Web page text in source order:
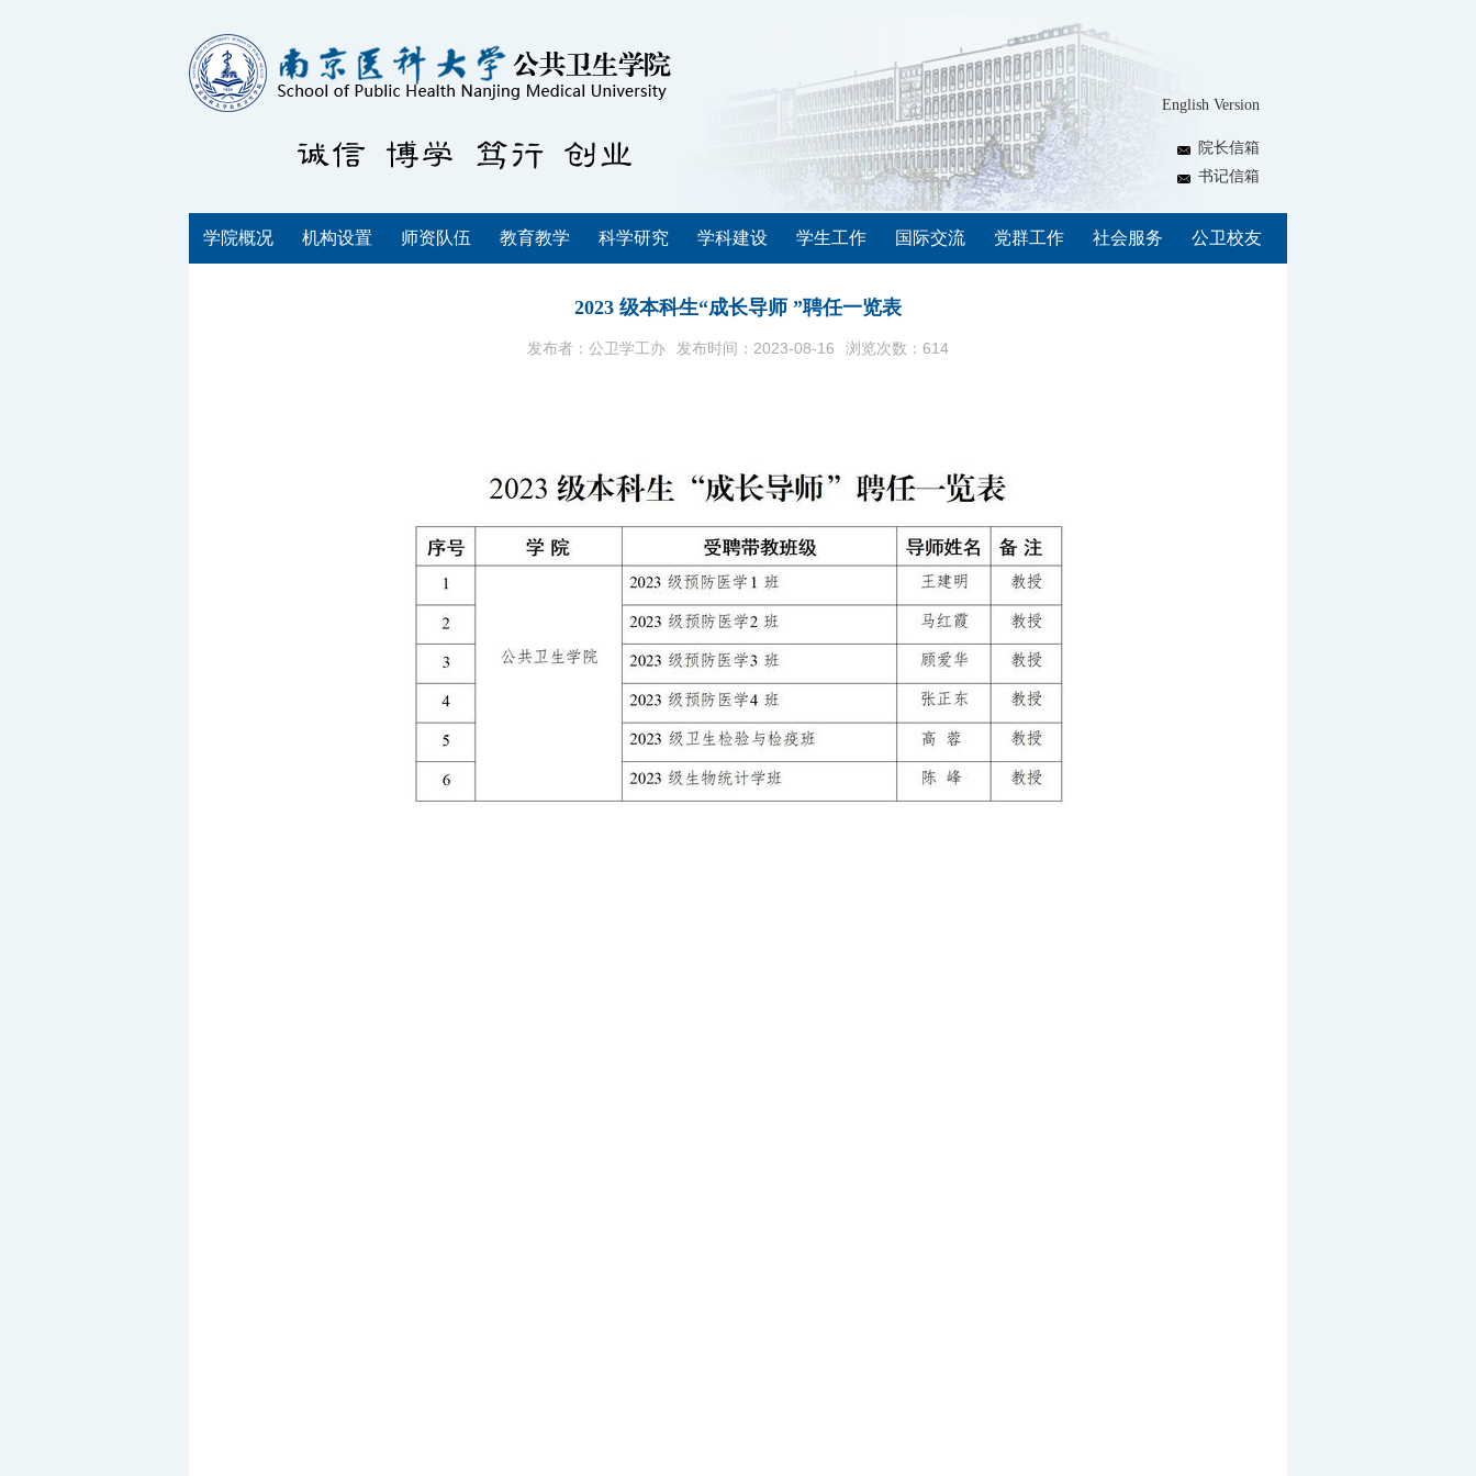
English Version
院长信箱
书记信箱
学院概况 机构设置 师资队伍 教育教学 科学研究 学科建设 学生工作 国际交流 党群工作 社会服务 公卫校友
2023 级本科生“成长导师 ”聘任一览表
发布者：公卫学工办 发布时间：2023-08-16 浏览次数： 614